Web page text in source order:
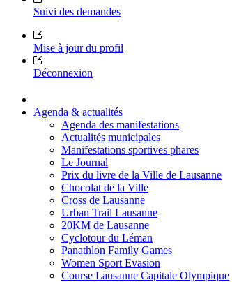
Suivi des demandes
Mise à jour du profil
Déconnexion
Agenda & actualités
Agenda des manifestations
Actualités municipales
Manifestations sportives phares
Le Journal
Prix du livre de la Ville de Lausanne
Chocolat de la Ville
Cross de Lausanne
Urban Trail Lausanne
20KM de Lausanne
Cyclotour du Léman
Panathlon Family Games
Women Sport Evasion
Course Lausanne Capitale Olympique